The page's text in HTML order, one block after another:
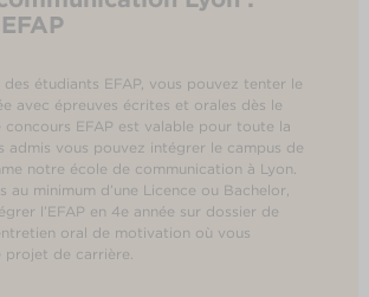
étudiants EFAP, vous pouvez tenter le
avec épreuves écrites et orales dès le
concours EFAP est valable pour toute la
admis vous pouvez intégrer le campus de
notre école de communication à Lyon.
au minimum d’une Licence ou Bachelor,
l’EFAP en 4e année sur dossier de
oral de motivation où vous
projet de carrière.